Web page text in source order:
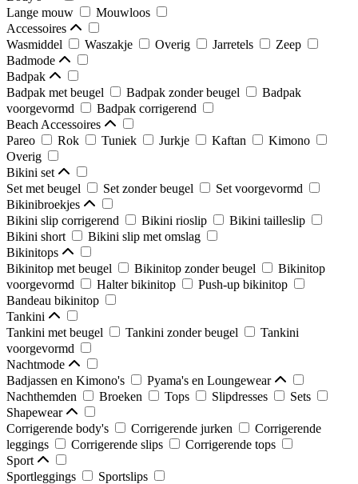
Lange mouw
Mouwloos
Accessoires
Wasmiddel
Waszakje Overig Jarretels
Zeep
Badmode
Badpak
Badpak met beugel
Badpak zonder beugel
Badpak
voorgevormd
Badpak corrigerend
Beach Accessoires
Pareo
Rok Tuniek Jurkje Kaftan
Kimono
Overig
Bikini set
Set met beugel
Set zonder beugel
Set voorgevormd
Bikinibroekjes
Bikini slip corrigerend
Bikini rioslip
Bikini tailleslip
Bikini short
Bikini slip met omslag
Bikinitops
Bikinitop met beugel
Bikinitop zonder beugel
Bikinitop
voorgevormd
Halter bikinitop
Push-up bikinitop
Bandeau bikinitop
Tankini
Tankini met beugel
Tankini zonder beugel
Tankini
voorgevormd
Nachtmode
Badjassen en Kimono's
Pyama's en Loungewear
Nachthemden
Broeken Tops Slipdresses
Sets
Shapewear
Corrigerende body's
Corrigerende jurken
Corrigerende
leggings
Corrigerende slips
Corrigerende tops
Sport
Sportleggings
Sportslips